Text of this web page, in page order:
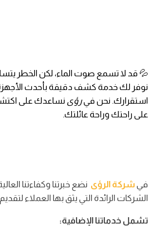
💦 قد لا تسمع صوت الماء، لكن الخطر
نوفر لك خدمة كشف دقيقة بأحدث الأجهزة
استقرارك. نحن فيرؤى نساعدك على
على راحتك وراحة عائلتك.
في شركة الرؤى نضع خبرتنا وكفاءتنا
الشركات الرائدة التي يثق بها العملاء
تشمل خدماتنا الإضافية: